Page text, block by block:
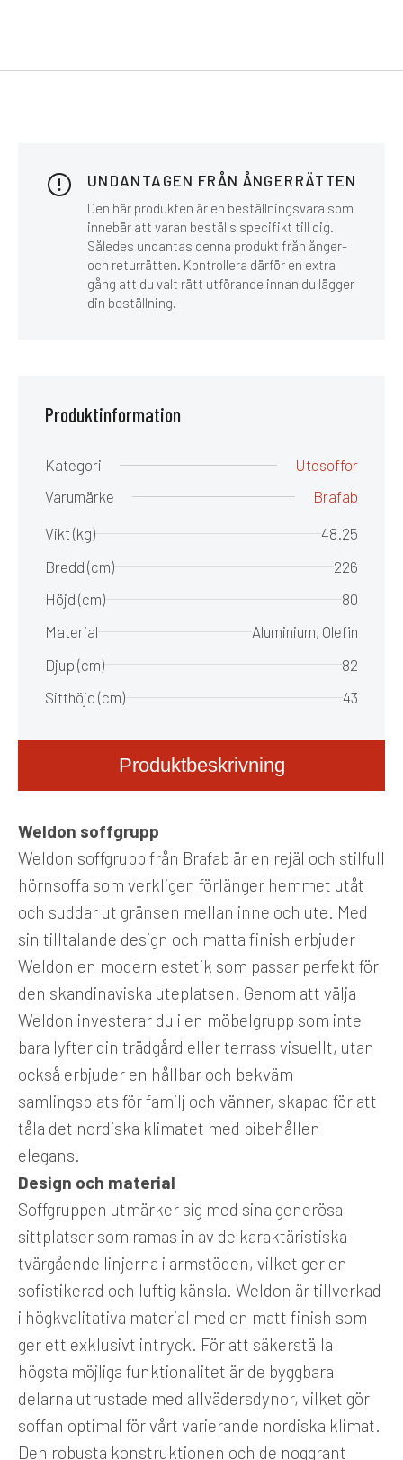
UNDANTAGEN FRÅN ÅNGERRÄTTEN
Den här produkten är en beställningsvara som
innebär att varan beställs specifikt till dig.
Således undantas denna produkt från ånger-
och returrätten. Kontrollera därför en extra
gång att du valt rätt utförande innan du lägger
din beställning.
Produktbeskrivning
Weldon soffgrupp
Weldon soffgrupp från Brafab är en rejäl och stilfull
hörnsoffa som verkligen förlänger hemmet utåt
och suddar ut gränsen mellan inne och ute. Med
sin tilltalande design och matta finish erbjuder
Weldon en modern estetik som passar perfekt för
den skandinaviska uteplatsen. Genom att välja
Weldon investerar du i en möbelgrupp som inte
bara lyfter din trädgård eller terrass visuellt, utan
också erbjuder en hållbar och bekväm
samlingsplats för familj och vänner, skapad för att
tåla det nordiska klimatet med bibehållen
elegans.
Design och material
Soffgruppen utmärker sig med sina generösa
sittplatser som ramas in av de karaktäristiska
tvärgående linjerna i armstöden, vilket ger en
sofistikerad och luftig känsla. Weldon är tillverkad
i högkvalitativa material med en matt finish som
ger ett exklusivt intryck. För att säkerställa
högsta möjliga funktionalitet är de byggbara
delarna utrustade med allvädersdynor, vilket gör
soffan optimal för vårt varierande nordiska klimat.
Den robusta konstruktionen och de noggrant
Produktinformation
Kategori
Utesoffor
Varumärke
Brafab
Vikt (kg)
48.25
Bredd (cm)
226
Höjd (cm)
80
Material
Aluminium, Olefin
Djup (cm)
82
Sitthöjd (cm)
43